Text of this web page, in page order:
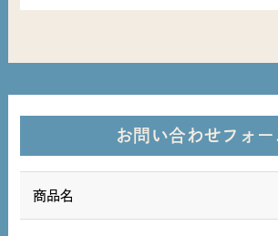
お問い合わせフォー
商品名